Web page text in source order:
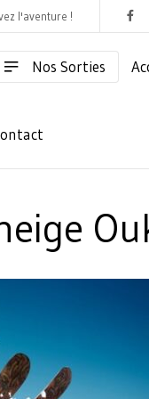
l'aventure !
Nos Sorties